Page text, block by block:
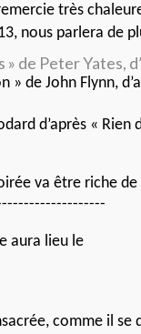
très
nous parlera de
de Peter Yates,
» de John Flynn,
d’après « Rien
va être riche de
aura lieu le
comme il se